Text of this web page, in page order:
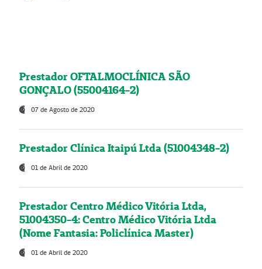
Prestador OFTALMOCLÍNICA SÃO
GONÇALO (55004164-2)
07 de Agosto de 2020
Prestador Clínica Itaipú Ltda (51004348-2)
01 de Abril de 2020
Prestador Centro Médico Vitória Ltda,
51004350-4: Centro Médico Vitória Ltda
(Nome Fantasia: Policlínica Master)
01 de Abril de 2020